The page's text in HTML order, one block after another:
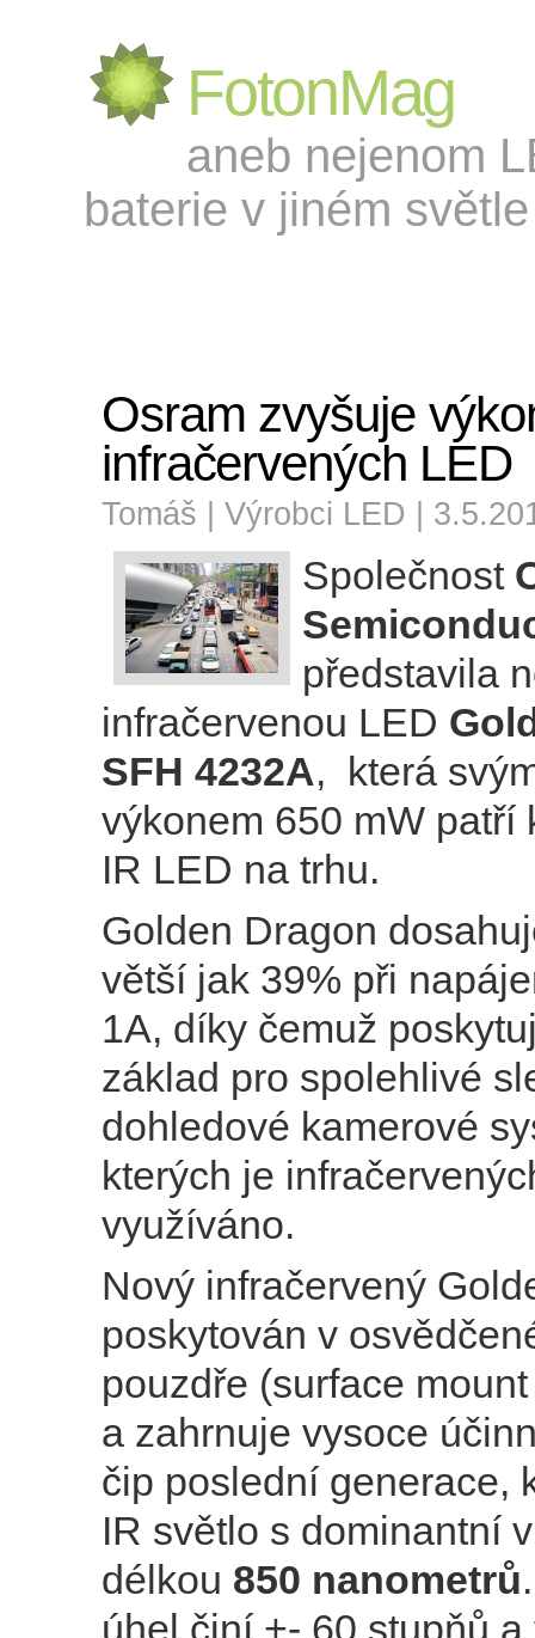
FotonMag
aneb nejenom
baterie v jiném
Osram zvyšuje
infračervených LED
Tomáš | Výrobci LED |
Společnost
představila
infračervenou LED
SFH 4232A, která
výkonem 650 mW patří
IR LED na trhu.
Golden Dragon
větší jak 39% při
1A, díky čemuž
základ pro spolehlivé
dohledové kamerové
kterých je
využíváno.
Nový infračervený
poskytován v
pouzdře (surface
a zahrnuje vysoce
čip poslední generace,
IR světlo s dominantní
délkou 850 nanometrů
úhel činí +- 60 stupňů